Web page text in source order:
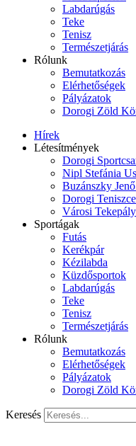
Labdarúgás
Teke
Tenisz
Természetjárás
Rólunk
Bemutatkozás
Elérhetőségek
Pályázatok
Dorogi Zöld
Hírek
Létesítmények
Dorogi
Nipl Stefánia
Buzánszky
Dorogi
Városi
Sportágak
Futás
Kerékpár
Kézilabda
Küzdősportok
Labdarúgás
Teke
Tenisz
Természetjárás
Rólunk
Bemutatkozás
Elérhetőségek
Pályázatok
Dorogi Zöld
Keresés